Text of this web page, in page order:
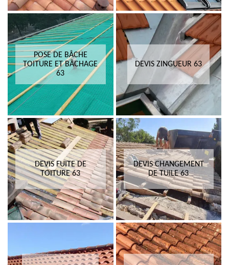
POSE DE BÂCHE
TOITURE ET BÂCHAGE
63
DEVIS ZINGUEUR 63
DEVIS FUITE DE
TOITURE 63
DEVIS CHANGEMENT
DE TUILE 63